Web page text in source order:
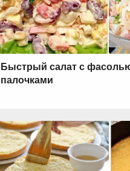
Быстрый салат с
палочками